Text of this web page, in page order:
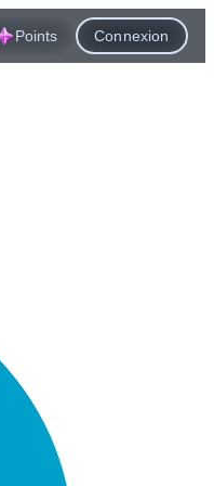
Points Connexion